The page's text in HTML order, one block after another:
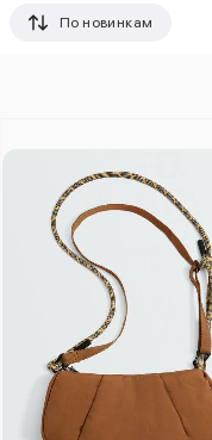
По новинкам